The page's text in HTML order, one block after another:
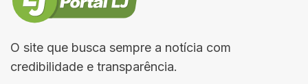
O site que busca sempre a notícia com
credibilidade e transparência.